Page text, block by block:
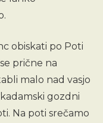
obiskati po Poti
prične na
malo nad vasjo
gozdni
Na poti srečamo